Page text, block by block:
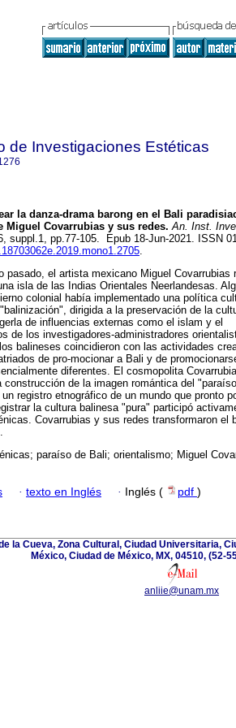
de Investigaciones Estéticas
la danza-drama barong en el Bali
Covarrubias y sus redes. An. Inst.
suppl.1, pp.77-105. Epub 18-Jun-2021. ISSN
.
pasado, el artista mexicano Miguel Covarrubias
isla de las Indias Orientales Neerlandesas.
colonial había implementado una política
dirigida a la preservación de la
de influencias externas como el islam y el
de los investigadores-administradores
balineses coincidieron con las actividades
de pro-mocionar a Bali y de
diferentes. El cosmopolita
construcción de la imagen romántica del
registro etnográfico de un mundo que pronto
la cultura balinesa "pura" participó
Covarrubias y sus redes transformaron el
paraíso de Bali; orientalismo; Miguel
· texto en Inglés · Inglés ( pdf )
la Cueva, Zona Cultural, Ciudad Universitaria,
México, Ciudad de México, MX, 04510, (52-
anliie@unam.mx